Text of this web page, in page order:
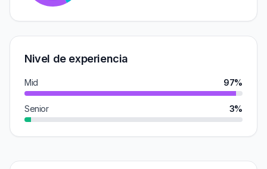
Nivel de experiencia
Mid 97%
Senior 3%